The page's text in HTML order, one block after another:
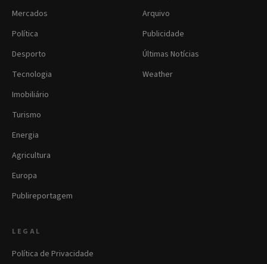
Mercados
Política
Desporto
Tecnologia
Imobiliário
Turismo
Energia
Agricultura
Europa
Publireportagem
Arquivo
Publicidade
Últimas Notícias
Weather
LEGAL
Política de Privacidade